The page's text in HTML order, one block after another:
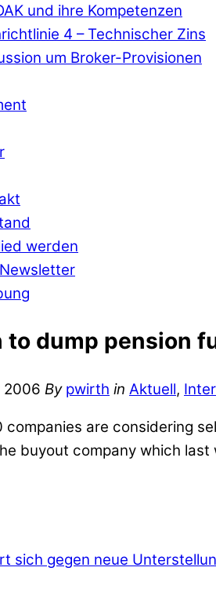
und ihre Kompetenzen
4 – Technischer Zins
um Broker-Provisionen
werden
to dump pension
2006 By pwirth in Aktuell,
companies are considering
buyout company which
sich gegen neue